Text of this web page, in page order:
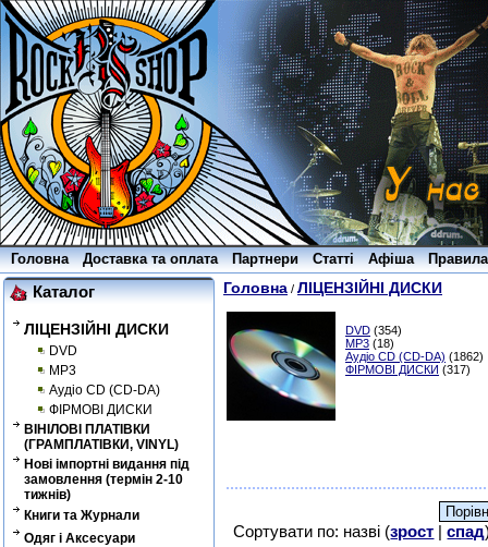
Головна Доставка та оплата Партнери Статті Афіша
Каталог
ЛІЦЕНЗІЙНІ ДИСКИ
DVD
MP3
Аудіо CD (CD-DA)
ФІРМОВІ ДИСКИ
ВІНІЛОВІ ПЛАТІВКИ
(ГРАМПЛАТІВКИ, VINYL)
Нові імпортні видання під
замовлення (термін 2-10
тижнів)
Книги та Журнали
Одяг і Аксесуари
Головна / ЛІЦЕНЗІЙНІ ДИСКИ
DVD (354)
MP3 (18)
Аудіо CD (CD-DA) (1862)
ФІРМОВІ ДИСКИ (317)
Сортувати по: назві (зрост |спад